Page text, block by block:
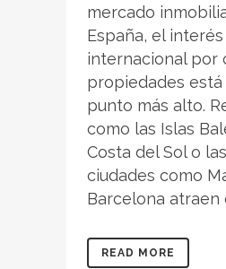
mercado
España, el interés
internacional por
propiedades está
punto más alto.
como las Islas
Costa del Sol o
ciudades como
Barcelona atraen
READ MORE